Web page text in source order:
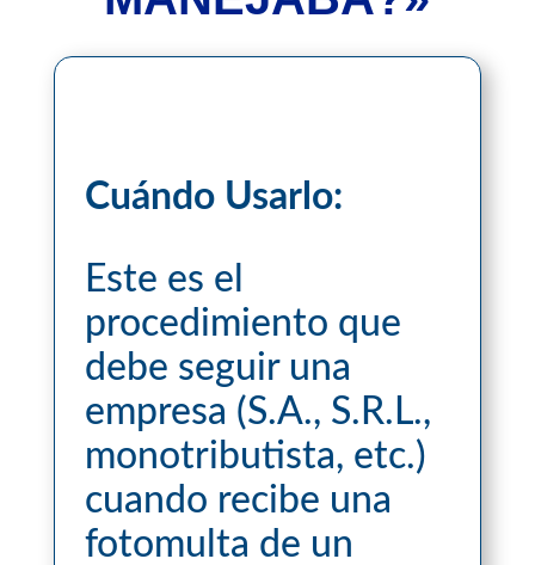
Cuándo Usarlo:
Este es el
procedimiento que
debe seguir una
empresa (S.A., S.R.L.,
monotributista, etc.)
cuando recibe una
fotomulta de un